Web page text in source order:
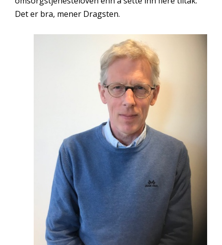
Det er bra, mener Dragsten.